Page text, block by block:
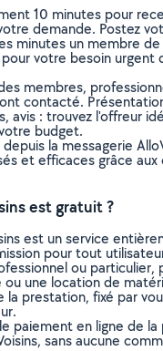
10 minutes pour
demande. Postez
minutes un membre
votre besoin urgent
membres,
contacté.
avis : trouvez l'offreur
budget.
la messagerie
et efficaces grâce aux
est gratuit ?
est un service
pour tout
ou particulier,
une location de
la prestation, fixé par
paiement en ligne de
sans aucune